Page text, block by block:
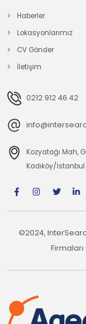
Haberler
Lokasyonlarımız
CV Gönder
İletişim
0212 912 46 42
Kozyatağı Mah,
Kadıköy/İstanbul
©2024,
Firmaları